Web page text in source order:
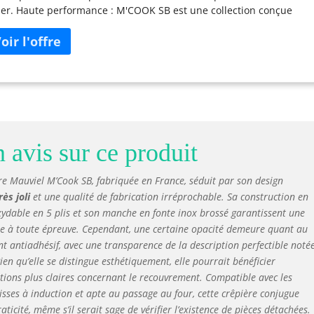
Haute performance : M'COOK SB est une collection conçue
composée de 5 couches, combinant l'acier inoxydable, 3 couches
d'aluminium et une couche extérieure d'acier
à une répartition rapide et uniforme de la chaleur sur
l'utilisation. Verser les bords sur chaque pièce. Polyvalent :
sur toutes les surfaces de cuisson. Gaz, électrique,
à la main uniquement. Entretien : Ne pas utiliser de chaleur
pendant une longue période. Ne laissez pas la casserole vide
brûleur chauffé pendant une période prolongée. Ne passe
au lave-vaisselle. Ne pas utiliser d'ustensiles métalliques sur la
de cuisson antiadhésive. L'utilisation de tampons à récurer,
d'acier, de nettoyants abrasifs, d'eau de Javel et/ou de
pour four n'est pas recommandée et peut rayer ou
vos ustensiles de cuisine. Une mauvaise utilisation de
ustensiles de cuisine annulera votre garantie. L'eau de Javel
avis sur ce produit
Mauviel M’Cook SB, fabriquée en France, séduit par son design
joliet une qualité de fabrication irréprochable. Sa construction en
en 5 plis et son manche en fonte inox brossé garantissent une
à toute épreuve. Cependant, une certaine opacité demeure quant au
antiadhésif, avec une transparence de la description perfectible
qu’elle se distingue esthétiquement, elle pourrait bénéficier
plus claires concernant le recouvrement. Compatible avec les
à induction et apte au passage au four, cette crêpière conjugue
même s’il serait sage de vérifier l’existence de pièces détachées.